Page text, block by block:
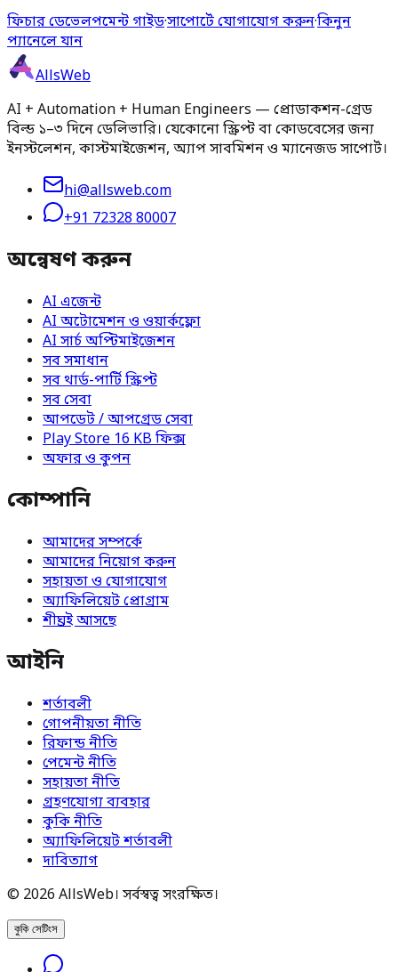
ফিচার ডেভেলপমেন্ট গাইড·সাপোর্টে যোগাযোগ করুন·কিনুন
প্যানেলে যান
AllsWeb
AI + Automation + Human Engineers — প্রোডাকশন-গ্রেড
বিল্ড ১–৩ দিনে ডেলিভারি। যেকোনো স্ক্রিপ্ট বা কোডবেসের জন্য
ইনস্টলেশন, কাস্টমাইজেশন, অ্যাপ সাবমিশন ও ম্যানেজড সাপোর্ট।
hi@allsweb.com
+91 72328 80007
অন্বেষণ করুন
AI এজেন্ট
AI অটোমেশন ও ওয়ার্কফ্লো
AI সার্চ অপ্টিমাইজেশন
সব সমাধান
সব থার্ড-পার্টি স্ক্রিপ্ট
সব সেবা
আপডেট / আপগ্রেড সেবা
Play Store 16 KB ফিক্স
অফার ও কুপন
কোম্পানি
আমাদের সম্পর্কে
আমাদের নিয়োগ করুন
সহায়তা ও যোগাযোগ
অ্যাফিলিয়েট প্রোগ্রাম
শীঘ্রই আসছে
আইনি
শর্তাবলী
গোপনীয়তা নীতি
রিফান্ড নীতি
পেমেন্ট নীতি
সহায়তা নীতি
গ্রহণযোগ্য ব্যবহার
কুকি নীতি
অ্যাফিলিয়েট শর্তাবলী
দাবিত্যাগ
© 2026 AllsWeb। সর্বস্বত্ব সংরক্ষিত।
কুকি সেটিংস